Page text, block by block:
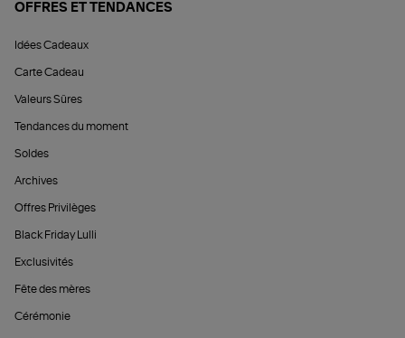
OFFRES ET TENDANCES
Idées Cadeaux
Carte Cadeau
Valeurs Sûres
Tendances du moment
Soldes
Archives
Offres Privilèges
Black Friday Lulli
Exclusivités
Fête des mères
Cérémonie